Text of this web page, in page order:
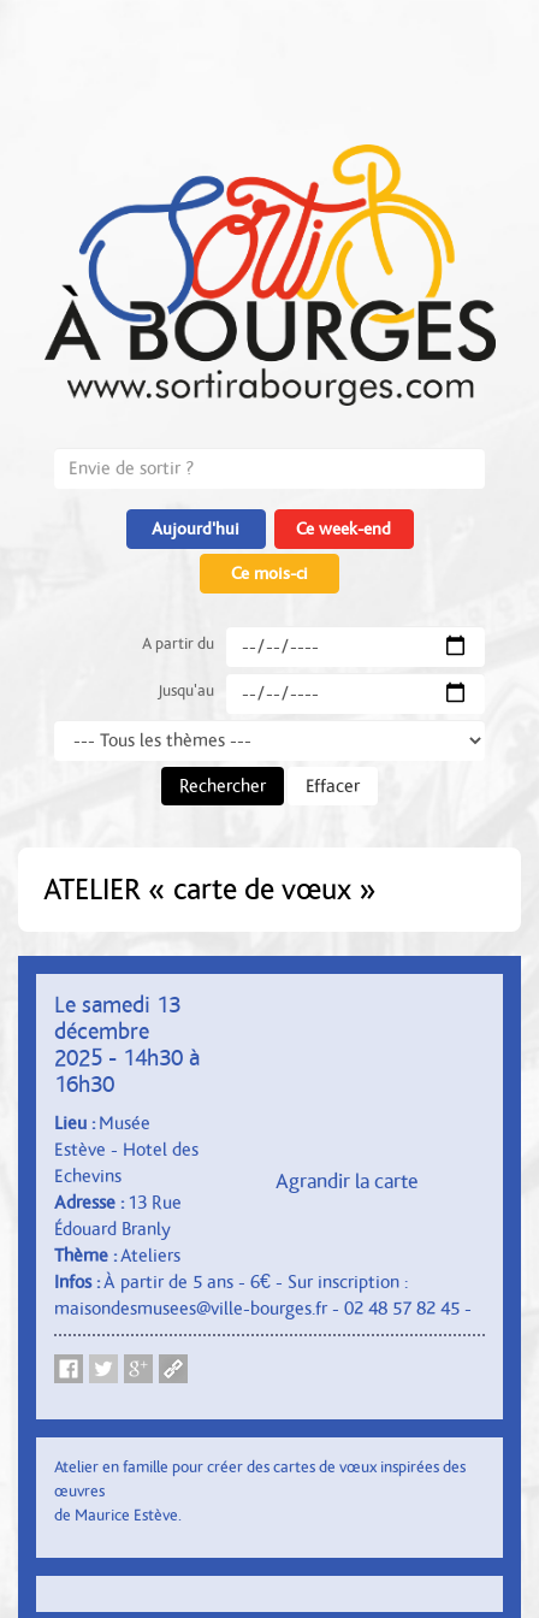
Aujourd'hui Ce week-end
Ce mois-ci
A partir du
Jusqu'au
Rechercher Effacer
ATELIER « carte de vœux »
Agrandir la carte
Le samedi 13
décembre
2025 - 14h30 à
16h30
Lieu :Musée
Estève - Hotel des
Echevins
Adresse : 13 Rue
Édouard Branly
Thème :Ateliers
Infos :À partir de 5 ans - 6€ - Sur inscription :
maisondesmusees@ville-bourges.fr - 02 48 57 82 45 -
Atelier en famille pour créer des cartes de vœux inspirées des
œuvres
de Maurice Estève.